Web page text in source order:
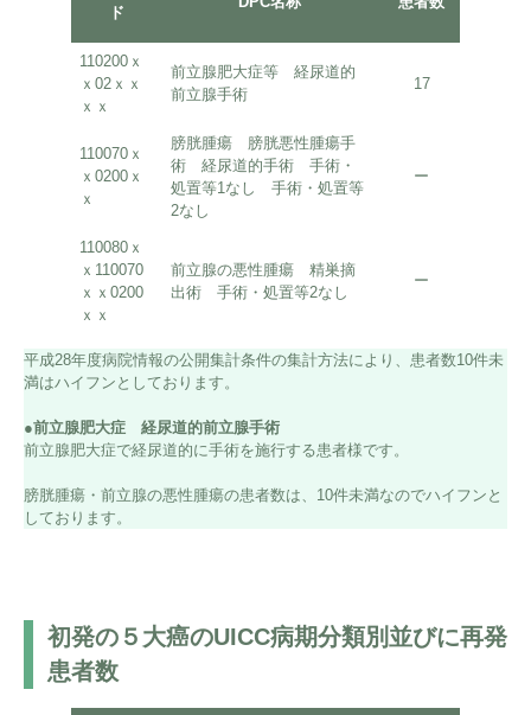
ド
110200ｘ
ｘ02ｘｘ
ｘｘ
前立腺肥大症等 経尿道的
前立腺手術
17
110070ｘ
ｘ0200ｘ
ｘ
膀胱腫瘍 膀胱悪性腫瘍手
術 経尿道的手術 手術・
処置等1なし 手術・処置等
2なし
ー
110080ｘ
ｘ110070
ｘｘ0200
ｘｘ
前立腺の悪性腫瘍 精巣摘
出術 手術・処置等2なし
ー
平成28年度病院情報の公開集計条件の集計方法により、患者数10件未
満はハイフンとしております。
●前立腺肥大症 経尿道的前立腺手術
前立腺肥大症で経尿道的に手術を施行する患者様です。
膀胱腫瘍・前立腺の悪性腫瘍の患者数は、10件未満なのでハイフンと
しております。
初発の５大癌のUICC病期分類別並びに再発
患者数